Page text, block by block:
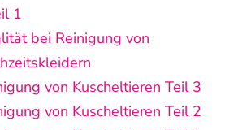
1
bei Reinigung von
von Kuscheltieren Teil 3
von Kuscheltieren Teil 2